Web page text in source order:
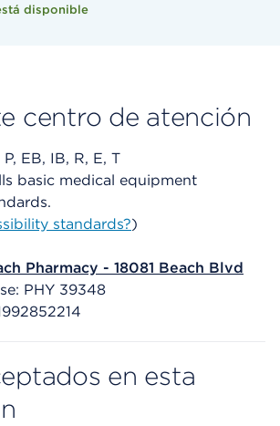
disponible
centro de atención
EB, IB, R, E, T
basic medical equipment
standards?)
Pharmacy - 18081 Beach Blvd
PHY 39348
en esta